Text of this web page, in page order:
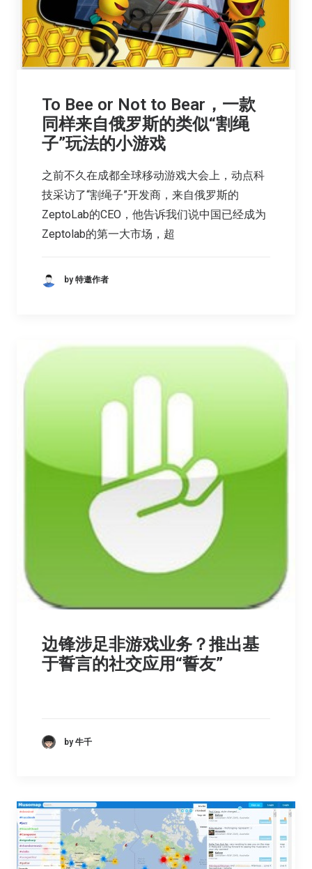
To Bee or Not to Bear，一款
同样来自俄罗斯的类似“割绳
子”玩法的小游戏
之前不久在成都全球移动游戏大会上，动点科
技采访了“割绳子”开发商，来自俄罗斯的
ZeptoLab的CEO，他告诉我们说中国已经成为
Zeptolab的第一大市场，超
by 特邀作者
边锋涉足非游戏业务？推出基
于誓言的社交应用“誓友”
by 牛千